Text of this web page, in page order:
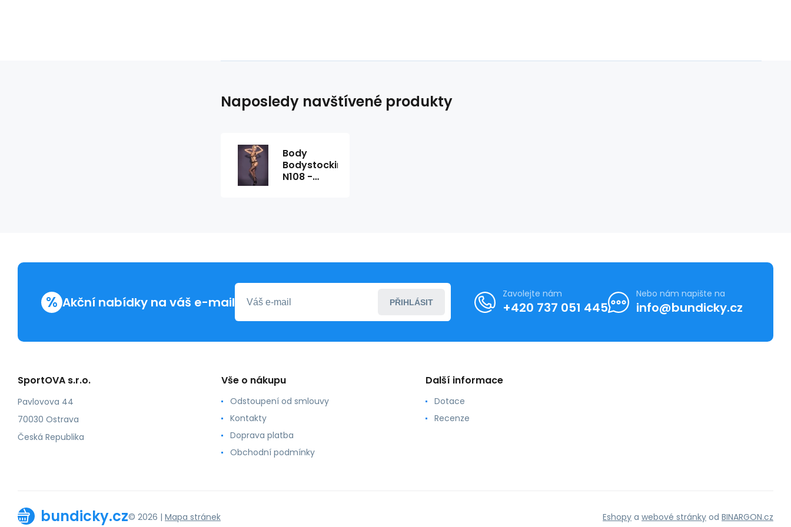
Naposledy navštívené produkty
Body
Bodystocking
N108 -
% Akční nabídky na váš e-mail PŘIHLÁSIT
Zavolejte nám
+420 737 051 445
Nebo nám napište na
info@bundicky.cz
SportOVA s.r.o.
Pavlovova 44
70030 Ostrava
Česká Republika
Vše o nákupu
Odstoupení od smlouvy
Kontakty
Doprava platba
Obchodní podmínky
Další informace
Dotace
Recenze
bundicky.cz© 2026 | Mapa stránek Eshopy a webové stránky od BINARGON.cz